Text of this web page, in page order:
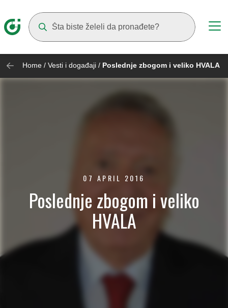
Home / Vesti i događaji / Poslednje zbogom i veliko HVALA
07 APRIL 2016
Poslednje zbogom i veliko
HVALA